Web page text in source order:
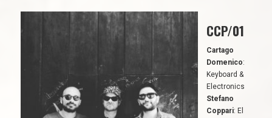
CCP/01
Cartago
Domenico:
Keyboard &
Electronics
Stefano
Coppari: El